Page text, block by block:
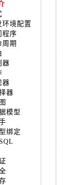
环境配置
程序
期
器
器
器
模型
绑定